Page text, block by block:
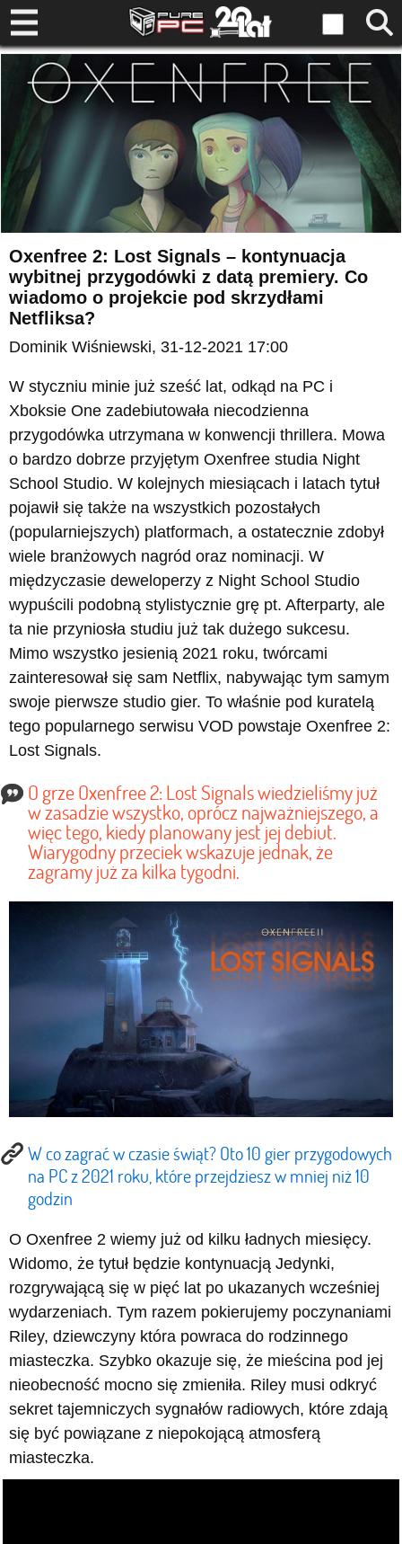
Oxenfree 2: Lost Signals – kontynuacja
wybitnej przygodówki z datą premiery. Co
wiadomo o projekcie pod skrzydłami
Netfliksa?
Dominik Wiśniewski, 31-12-2021 17:00
W styczniu minie już sześć lat, odkąd na PC i
Xboksie One zadebiutowała niecodzienna
przygodówka utrzymana w konwencji thrillera. Mowa
o bardzo dobrze przyjętym Oxenfree studia Night
School Studio. W kolejnych miesiącach i latach tytuł
pojawił się także na wszystkich pozostałych
(popularniejszych) platformach, a ostatecznie zdobył
wiele branżowych nagród oraz nominacji. W
międzyczasie deweloperzy z Night School Studio
wypuścili podobną stylistycznie grę pt. Afterparty, ale
ta nie przyniosła studiu już tak dużego sukcesu.
Mimo wszystko jesienią 2021 roku, twórcami
zainteresował się sam Netflix, nabywając tym samym
swoje pierwsze studio gier. To właśnie pod kuratelą
tego popularnego serwisu VOD powstaje Oxenfree 2:
Lost Signals.
O grze Oxenfree 2: Lost Signals wiedzieliśmy już
w zasadzie wszystko, oprócz najważniejszego, a
więc tego, kiedy planowany jest jej debiut.
Wiarygodny przeciek wskazuje jednak, że
zagramy już za kilka tygodni.
W co zagrać w czasie świąt? Oto 10 gier przygodowych
na PC z 2021 roku, które przejdziesz w mniej niż 10
godzin
O Oxenfree 2 wiemy już od kilku ładnych miesięcy.
Widomo, że tytuł będzie kontynuacją Jedynki,
rozgrywającą się w pięć lat po ukazanych wcześniej
wydarzeniach. Tym razem pokierujemy poczynaniami
Riley, dziewczyny która powraca do rodzinnego
miasteczka. Szybko okazuje się, że mieścina pod jej
nieobecność mocno się zmieniła. Riley musi odkryć
sekret tajemniczych sygnałów radiowych, które zdają
się być powiązane z niepokojącą atmosferą
miasteczka.